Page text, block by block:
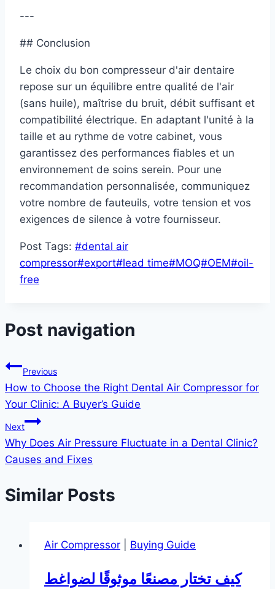
---
## Conclusion
Le choix du bon compresseur d'air dentaire
repose sur un équilibre entre qualité de l'air
(sans huile), maîtrise du bruit, débit suffisant et
compatibilité électrique. En adaptant l'unité à la
taille et au rythme de votre cabinet, vous
garantissez des performances fiables et un
environnement de soins serein. Pour une
recommandation personnalisée, communiquez
votre nombre de fauteuils, votre tension et vos
exigences de silence à votre fournisseur.
Post Tags: #dental air
compressor#export#lead time#MOQ#OEM#oil-
free
Post navigation
Previous
How to Choose the Right Dental Air Compressor for
Your Clinic: A Buyer’s Guide
Next
Why Does Air Pressure Fluctuate in a Dental Clinic?
Causes and Fixes
Similar Posts
Air Compressor Buying Guide
كيف تختار مصنعًا موثوقًا لضواغط